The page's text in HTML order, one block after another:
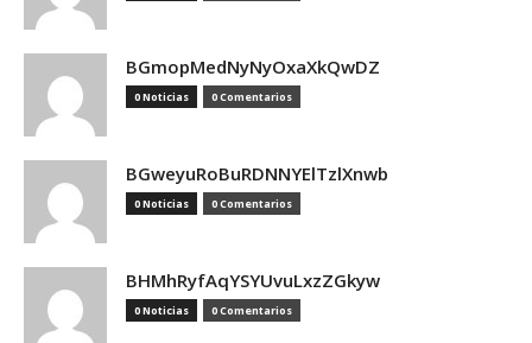
BGmopMedNyNyOxaXkQwDZ
0 Noticias 0 Comentarios
BGweyuRoBuRDNNYElTzlXnwb
0 Noticias 0 Comentarios
BHMhRyfAqYSYUvuLxzZGkyw
0 Noticias 0 Comentarios